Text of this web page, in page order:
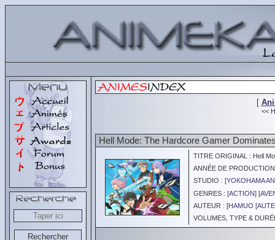
[
<<
Hell Mode: The Hardcore Gamer
TITRE ORIGINAL : Hell
ANNÉE DE
STUDIO : [YOKOHAMA
GENRES : [ACTION] [
AUTEUR : [HAMUO
VOLUMES, TYPE &